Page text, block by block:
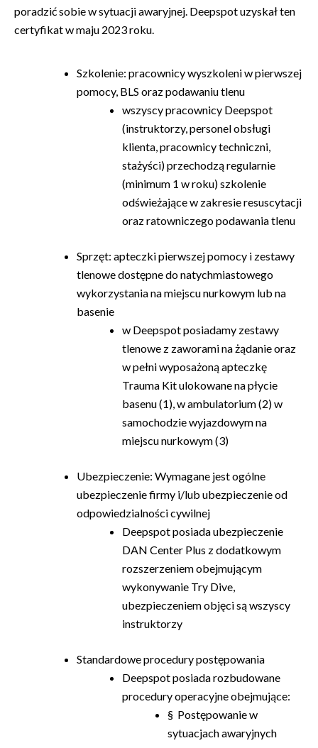
poradzić sobie w sytuacji awaryjnej. Deepspot uzyskał ten
certyfikat w maju 2023 roku.
Szkolenie: pracownicy wyszkoleni w pierwszej
pomocy, BLS oraz podawaniu tlenu
wszyscy pracownicy Deepspot
(instruktorzy, personel obsługi
klienta, pracownicy techniczni,
stażyści) przechodzą regularnie
(minimum 1 w roku) szkolenie
odświeżające w zakresie resuscytacji
oraz ratowniczego podawania tlenu
Sprzęt: apteczki pierwszej pomocy i zestawy
tlenowe dostępne do natychmiastowego
wykorzystania na miejscu nurkowym lub na
basenie
w Deepspot posiadamy zestawy
tlenowe z zaworami na żądanie oraz
w pełni wyposażoną apteczkę
Trauma Kit ulokowane na płycie
basenu (1), w ambulatorium (2) w
samochodzie wyjazdowym na
miejscu nurkowym (3)
Ubezpieczenie: Wymagane jest ogólne
ubezpieczenie firmy i/lub ubezpieczenie od
odpowiedzialności cywilnej
Deepspot posiada ubezpieczenie
DAN Center Plus z dodatkowym
rozszerzeniem obejmującym
wykonywanie Try Dive,
ubezpieczeniem objęci są wszyscy
instruktorzy
Standardowe procedury postępowania
Deepspot posiada rozbudowane
procedury operacyjne obejmujące:
§ Postępowanie w
sytuacjach awaryjnych